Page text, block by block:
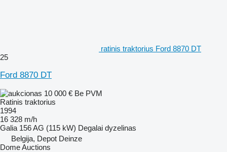
ratinis traktorius Ford 8870 DT
25
Ford 8870 DT
10 000 € Be PVM
Ratinis traktorius
1994
16 328 m/h
Galia 156 AG (115 kW) Degalai dyzelinas
Belgija, Depot Deinze
Dome Auctions